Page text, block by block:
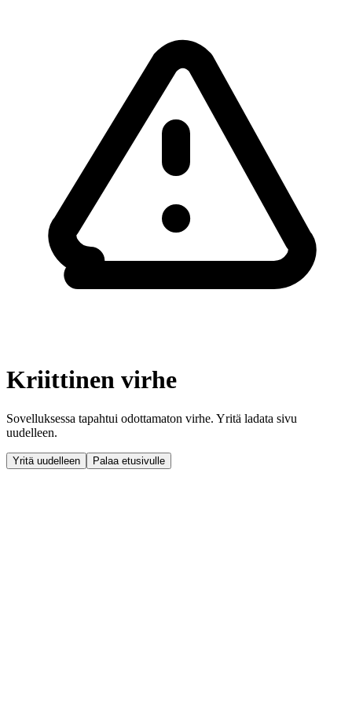
Kriittinen virhe
Sovelluksessa tapahtui odottamaton virhe. Yritä ladata sivu
uudelleen.
Yritä uudelleen Palaa etusivulle